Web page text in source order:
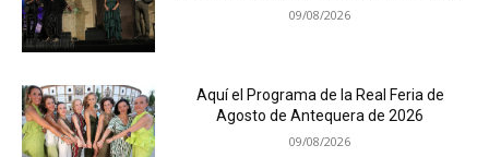
09/08/2026
Aquí el Programa de la Real Feria de
Agosto de Antequera de 2026
09/08/2026